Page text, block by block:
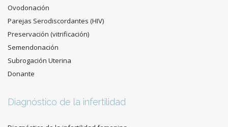
Ovodonación
Parejas Serodiscordantes (HIV)
Preservación (vitrificación)
Semendonación
Subrogación Uterina
Donante
Diagnóstico de la infertilidad